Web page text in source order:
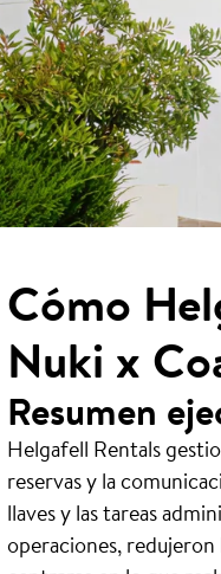
Cómo
Nuki x
Resumen
Helgafell Rentals
reservas y la
llaves y las tareas
operaciones,